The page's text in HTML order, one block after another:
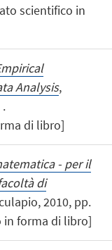
scientifico in
Analysis,
.
di libro]
- per il
di
2010, pp.
in forma di libro]